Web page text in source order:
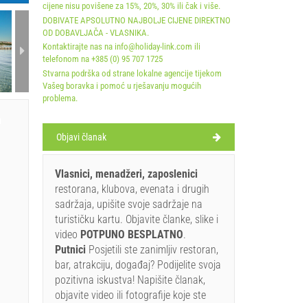
A1 Apartment (4+2): A1 Apartment (4+2):
cijene nisu povišene za 15%, 20%, 30% ili čak i više.
DOBIVATE APSOLUTNO NAJBOLJE CIJENE DIREKTNO
OD DOBAVLJAČA - VLASNIKA.
Kontaktirajte nas na info@holiday-link.com ili
telefonom na +385 (0) 95 707 1725
Stvarna podrška od strane lokalne agencije tijekom
Vašeg boravka i pomoć u rješavanju mogućih
problema.
Objavi članak
Vlasnici, menadžeri, zaposlenici
restorana, klubova, evenata i drugih
sadržaja, upišite svoje sadržaje na
turističku kartu. Objavite članke, slike i
video POTPUNO BESPLATNO.
Putnici Posjetili ste zanimljiv restoran,
bar, atrakciju, događaj? Podijelite svoja
pozitivna iskustva! Napišite članak,
objavite video ili fotografije koje ste